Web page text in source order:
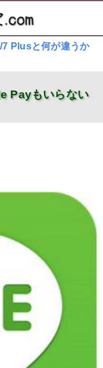
Plusと何が違うか
Payもいらない